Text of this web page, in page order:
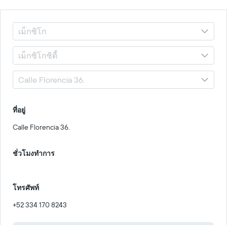
ที่อยู่
Calle Florencia 36.
ชั่วโมงทำการ
โทรศัพท์
+52 334 170 8243